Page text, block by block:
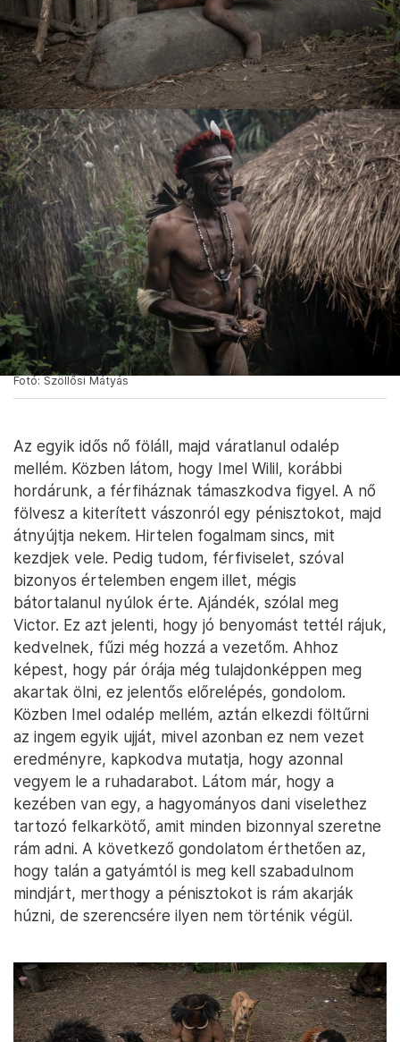
Müpában, mondjuk, egy zongorakoncert
szünetében.
Fotó: Szöllősi Mátyás
Az egyik idős nő föláll, majd váratlanul odalép
mellém. Közben látom, hogy Imel Wilil, korábbi
hordárunk, a férfiháznak támaszkodva figyel. A nő
fölvesz a kiterített vászonról egy pénisztokot, majd
átnyújtja nekem. Hirtelen fogalmam sincs, mit
kezdjek vele. Pedig tudom, férfiviselet, szóval
bizonyos értelemben engem illet, mégis
bátortalanul nyúlok érte. Ajándék, szólal meg
Victor. Ez azt jelenti, hogy jó benyomást tettél rájuk,
kedvelnek, fűzi még hozzá a vezetőm. Ahhoz
képest, hogy pár órája még tulajdonképpen meg
Közben Imel odalép mellém, aztán elkezdi föltűrni
az ingem egyik ujját, mivel azonban ez nem vezet
eredményre, kapkodva mutatja, hogy azonnal
vegyem le a ruhadarabot. Látom már, hogy a